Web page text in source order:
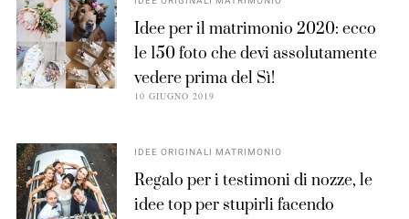
Idee per il matrimonio 2020: ecco
le 150 foto che devi assolutamente
vedere prima del Sì!
10 GIUGNO 2019
IDEE ORIGINALI MATRIMONIO
Regalo per i testimoni di nozze, le
idee top per stupirli facendo